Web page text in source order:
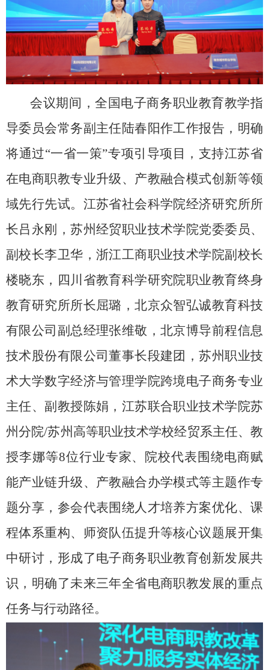
会议期间，全国电子商务职业教育教学指
导委员会常务副主任陆春阳作工作报告，明确
将通过“一省一策”专项引导项目，支持江苏省
在电商职教专业升级、产教融合模式创新等领
域先行先试。江苏省社会科学院经济研究所所
长吕永刚，苏州经贸职业技术学院党委委员、
副校长李卫华，浙江工商职业技术学院副校长
楼晓东，四川省教育科学研究院职业教育终身
教育研究所所长屈璐，北京众智弘诚教育科技
有限公司副总经理张维敬，北京博导前程信息
技术股份有限公司董事长段建团，苏州职业技
术大学数字经济与管理学院跨境电子商务专业
主任、副教授陈娟，江苏联合职业技术学院苏
州分院/苏州高等职业技术学校经贸系主任、教
授李娜等8位行业专家、院校代表围绕电商赋
能产业链升级、产教融合办学模式等主题作专
题分享，参会代表围绕人才培养方案优化、课
程体系重构、师资队伍提升等核心议题展开集
中研讨，形成了电子商务职业教育创新发展共
识，明确了未来三年全省电商职教发展的重点
任务与行动路径。